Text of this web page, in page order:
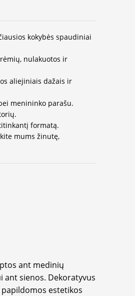
kokybės spaudiniai
nulakuotos ir
aliejiniais dažais ir
menininko parašu.
formatą.
mums žinutę,
ant medinių
sienos. Dekoratyvus
estetikos